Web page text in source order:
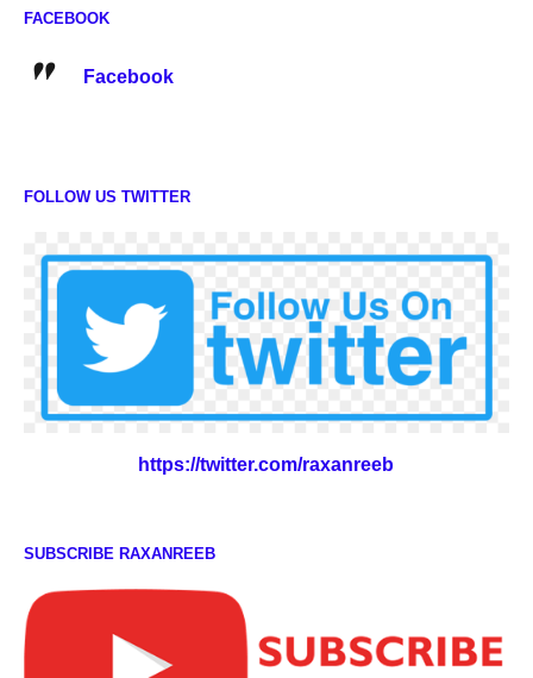
FACEBOOK
Facebook
FOLLOW US TWITTER
https://twitter.com/raxanreeb
SUBSCRIBE RAXANREEB